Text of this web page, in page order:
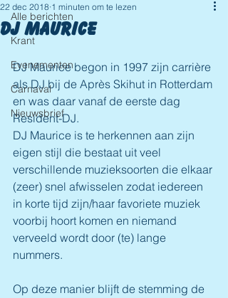
Alle berichten
Krant
Evenementen
Carnaval
Nieuwsbrief
DJ Maurice
22 dec 2018 1 minuten om te lezen
DJ Maurice begon in 1997 zijn carrière
als DJ bij de Après Skihut in Rotterdam
en was daar vanaf de eerste dag
Resident-DJ.
DJ Maurice is te herkennen aan zijn
eigen stijl die bestaat uit veel
verschillende muzieksoorten die elkaar
(zeer) snel afwisselen zodat iedereen
in korte tijd zijn/haar favoriete muziek
voorbij hoort komen en niemand
verveeld wordt door (te) lange
nummers.
Op deze manier blijft de stemming de